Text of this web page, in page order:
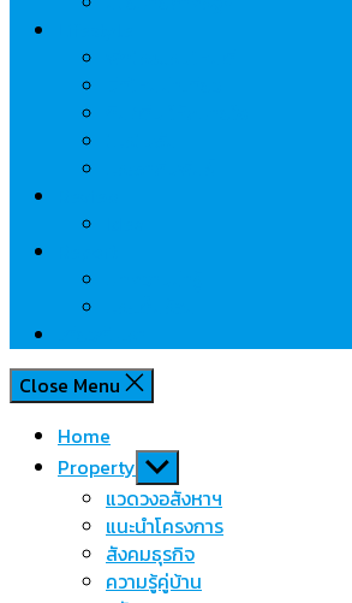
Close Menu
Home
Property Show
sub
menu
แวดวงอสังหาฯ
แนะนำโครงการ
สังคมธุรกิจ
ความรู้คู่บ้าน